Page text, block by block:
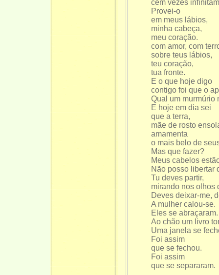
cem vezes
Provei-o
em meus lábios,
minha cabeça,
meu coração.
com amor, com
sobre teus lábios,
teu coração,
tua fronte.
E o que hoje digo
contigo foi que o
Qual um murmúrio
E hoje em dia sei
que a terra,
mãe de rosto
amamenta
o mais belo de
Mas que fazer?
Meus cabelos
Não posso libertar
Tu deves partir,
mirando nos olhos
Deves deixar-me,
A mulher calou-se.
Eles se abraçaram.
Ao chão um livro
Uma janela se
Foi assim
que se fechou.
Foi assim
que se separaram.